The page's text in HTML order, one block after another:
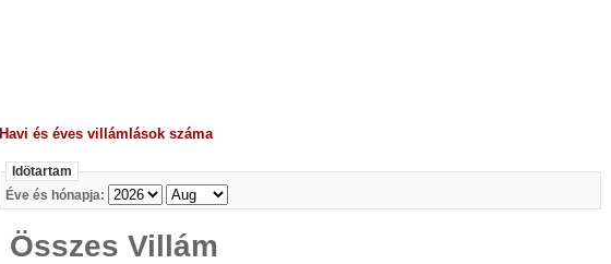
Havi és éves villámlások száma
Idötartam
Éve és hónapja:
Összes Villám